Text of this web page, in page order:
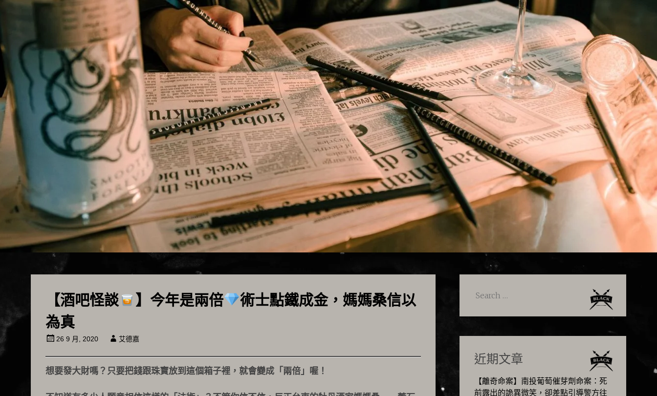
【酒吧怪談 】今年是兩倍
術士點鐵成金，媽媽桑信以
為真
26 9 月, 2020 艾德嘉
想要發大財嗎？只要把錢跟珠寶放到這個箱子裡，就會變成「兩倍」喔！
Search
近期文章
【離奇命案】南投葡萄催芽劑命案：死
前露出的詭異微笑，卻差點引導警方往